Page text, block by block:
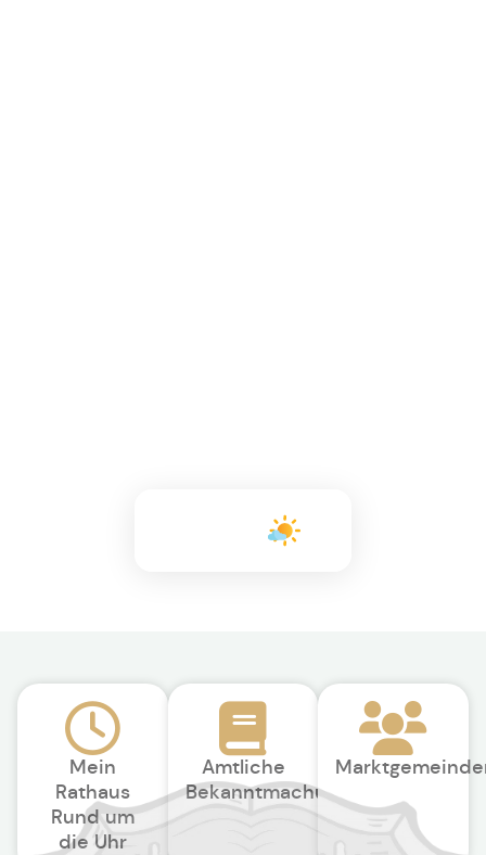
Mein
Rathaus
Rund um
die Uhr
Amtliche
Bekanntmachungen